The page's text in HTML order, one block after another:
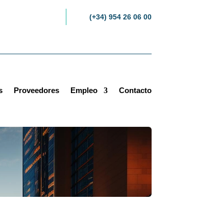
(+34) 954 26 06 00
Proveedores Empleo Contacto